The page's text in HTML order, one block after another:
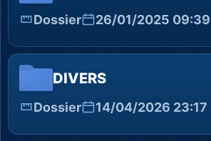
Dossier 26/01/2025 09:39
DIVERS
Dossier 14/04/2026 23:17